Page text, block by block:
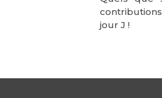
jour J !